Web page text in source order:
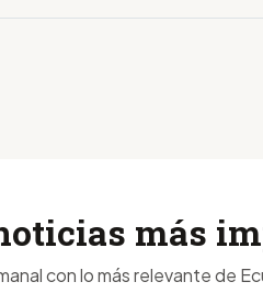
más
con lo más relevante de